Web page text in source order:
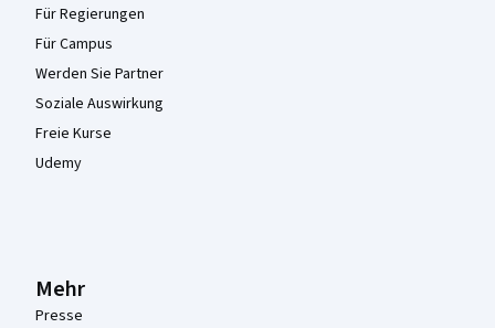
Für Regierungen
Für Campus
Werden Sie Partner
Soziale Auswirkung
Freie Kurse
Udemy
Mehr
Presse